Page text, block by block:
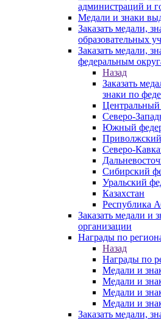
администраций и
Медали и знаки
Заказать медали,
образовательных
Заказать медали,
федеральным
Назад
Заказать
знаки по
Центральный
Северо-
Южный
Северо-
Сибирский
Уральский
Казахстан
Республика
Заказать медали и
организации
Награды по
Назад
Награды по
Медали и
Медали и
Медали и
Медали и
Заказать медали,